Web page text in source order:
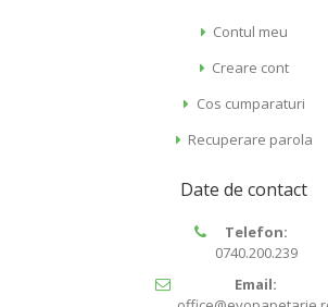
Contul meu
Creare cont
Cos cumparaturi
Recuperare parola
Date de contact
Telefon:
0740.200.239
Email: